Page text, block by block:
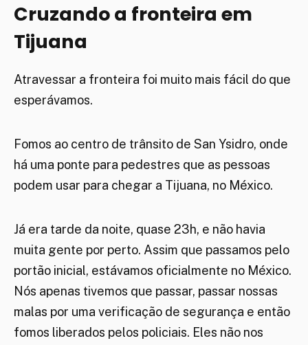
Cruzando a fronteira em
Tijuana
Atravessar a fronteira foi muito mais fácil do que
esperávamos.
Fomos ao centro de trânsito de San Ysidro, onde
há uma ponte para pedestres que as pessoas
podem usar para chegar a Tijuana, no México.
Já era tarde da noite, quase 23h, e não havia
muita gente por perto. Assim que passamos pelo
portão inicial, estávamos oficialmente no México.
Nós apenas tivemos que passar, passar nossas
malas por uma verificação de segurança e então
fomos liberados pelos policiais. Eles não nos